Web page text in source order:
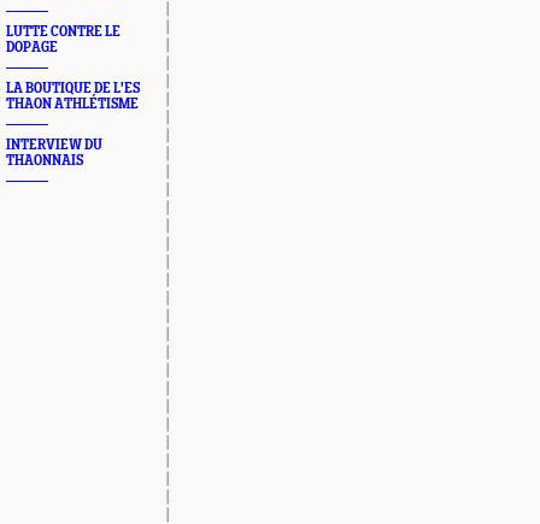
LUTTE CONTRE LE
DOPAGE
LA BOUTIQUE DE L'ES
THAON ATHLÉTISME
INTERVIEW DU
THAONNAIS